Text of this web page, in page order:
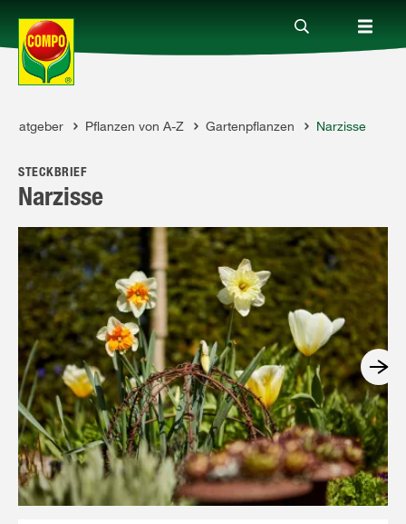
Produkte
Ratgeber
Themenwelten
Service
Unternehmen
Ratgeber Pflanzen von A-Z Gartenpflanzen Narzisse
STECKBRIEF
Narzisse